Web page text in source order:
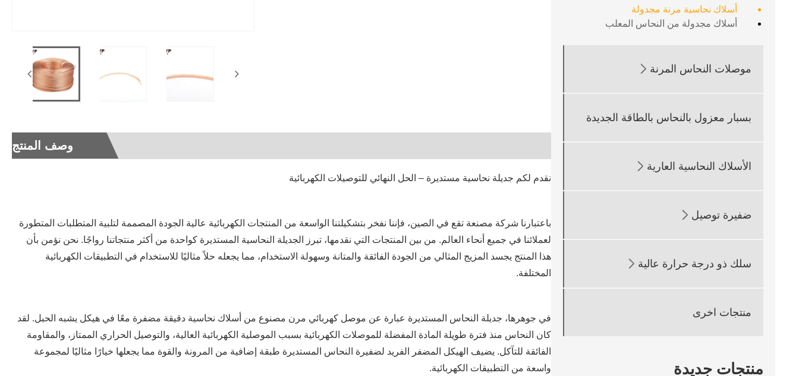
أسلاك نحاسية مرنة مجدولة
أسلاك مجدولة من النحاس المعلب
موصلات النحاس المرنة 
بسبار معزول بالنحاس بالطاقة الجديدة
الأسلاك النحاسية العارية 
ضفيرة توصيل 
سلك ذو درجة حرارة عالية 
منتجات اخرى
منتجات جديدة
وصف المنتج
نقدم لكم جديلة نحاسية مستديرة – الحل النهائي للتوصيلات الكهربائية
باعتبارنا شركة مصنعة تقع في الصين، فإننا نفخر بتشكيلتنا الواسعة من المنتجات الكهربائية عالية الجودة المصممة لتلبية المتطلبات المتطورة
لعملائنا في جميع أنحاء العالم. من بين المنتجات التي نقدمها، تبرز الجديلة النحاسية المستديرة كواحدة من أكثر منتجاتنا رواجًا. نحن نؤمن بأن
هذا المنتج يجسد المزيج المثالي من الجودة الفائقة والمتانة وسهولة الاستخدام، مما يجعله حلاً مثاليًا للاستخدام في التطبيقات الكهربائية
المختلفة.
في جوهرها، جديلة النحاس المستديرة عبارة عن موصل كهربائي مرن مصنوع من أسلاك نحاسية دقيقة مضفرة معًا في هيكل يشبه الحبل. لقد
كان النحاس منذ فترة طويلة المادة المفضلة للموصلات الكهربائية بسبب الموصلية الكهربائية العالية، والتوصيل الحراري الممتاز، والمقاومة
الفائقة للتآكل. يضيف الهيكل المضفر الفريد لضفيرة النحاس المستديرة طبقة إضافية من المرونة والقوة مما يجعلها خيارًا مثاليًا لمجموعة
واسعة من التطبيقات الكهربائية.